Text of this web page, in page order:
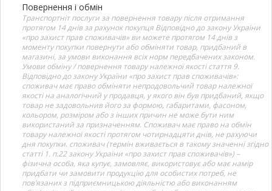
Повернення і обмін
Транспортніт послуги за повернення товару після отримання
протягом 14 днів за рахунок покупця Відповідно до закону України
«про захист прав споживачів» ви можете протягом 14 днів з
моменту покупки повернути або обміняти товар, придбаний в
магазині, за умови виконання всіх норм передбачених законом.
Умови обміну / повернення товару належної якості стаття 9.
Відповідно до закону України «про захист прав споживачів»:
споживач має право обміняти непродовольчий товар належної
якості на аналогічний у продавця, у якого він був придбаний, якщо
товар не задовольнив його за формою, габаритами, фасоном,
кольором, розміром або з інших причин не може бути ним
використаний за призначенням. Споживач має право на обмін
товару належної якості протягом чотирнадцяти днів, не рахуючи
дня покупки. споживач (термін вживається в такому значенні згідно
статті 1. п.22 закону України «про захист прав споживачів») –
фізична особа, яка купує, замовляє, використовує або має намір
придбати чи замовити продукцію для особистих потреб, не
пов’язаних з підприємницькою діяльністю або виконанням